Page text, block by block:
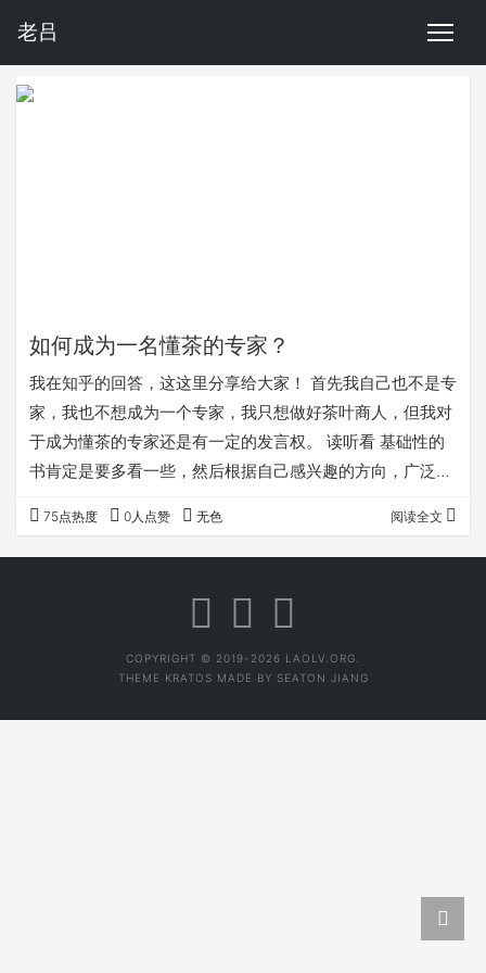
老吕
如何成为一名懂茶的专家？
我在知乎的回答，这这里分享给大家！ 首先我自己也不是专
家，我也不想成为一个专家，我只想做好茶叶商人，但我对
于成为懂茶的专家还是有一定的发言权。 读听看 基础性的
书肯定是要多看一些，然后根据自己感兴趣的方向，广泛阅
知道一些历史和行业背景。 多跑 有一定基础之后，就可以
多跑了，边跑边看书拜访人，事半功倍。假如你要了解普洱
75点热度 0人点赞 无色 阅读全文
COPYRIGHT © 2019-2026 LAOLV.ORG.
THEME KRATOS MADE BY SEATON JIANG